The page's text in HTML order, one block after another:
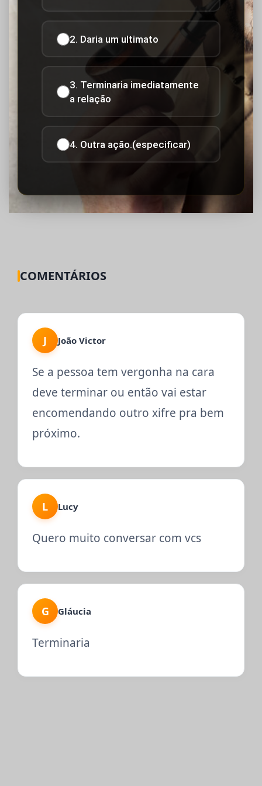
2. Daria um ultimato
3. Terminaria imediatamente
a relação
4. Outra ação.(especificar)
COMENTÁRIOS
J João Victor
Se a pessoa tem vergonha na cara
deve terminar ou então vai estar
encomendando outro xifre pra bem
próximo.
L Lucy
Quero muito conversar com vcs
G Gláucia
Terminaria